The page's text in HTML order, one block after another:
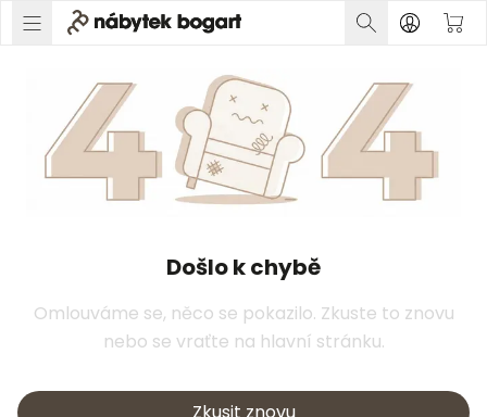
Došlo k chybě
Omlouváme se, něco se pokazilo. Zkuste to znovu
nebo se vraťte na hlavní stránku.